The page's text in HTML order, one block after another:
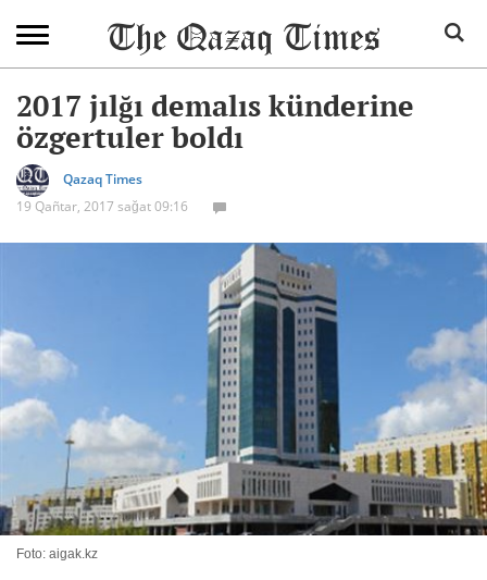
2017 jılğı demalıs künderine
özgertuler boldı
Qazaq Times
19 Qañtar, 2017 sağat 09:16
Foto: aigak.kz